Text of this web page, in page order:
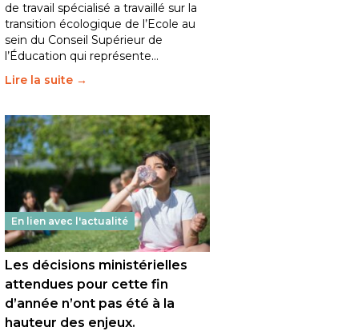
de travail spécialisé a travaillé sur la
transition écologique de l’Ecole au
sein du Conseil Supérieur de
l’Éducation qui représente…
Lire la suite →
En lien avec l'actualité
Les décisions ministérielles
attendues pour cette fin
d’année n’ont pas été à la
hauteur des enjeux.